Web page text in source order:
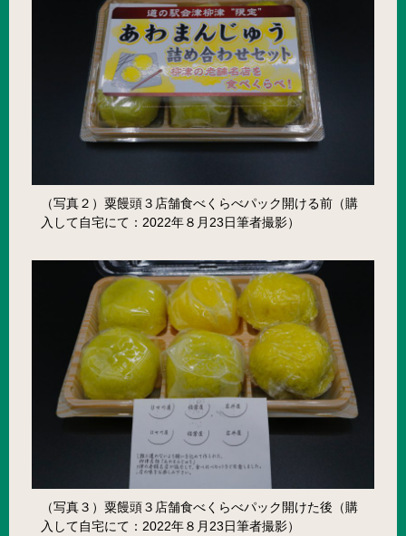
（写真２）粟饅頭３店舗食べくらべパック開ける前（購
入して自宅にて：2022年８月23日筆者撮影）
（写真３）粟饅頭３店舗食べくらべパック開けた後（購
入して自宅にて：2022年８月23日筆者撮影）